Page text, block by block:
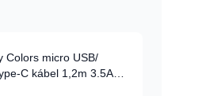
Colors micro USB/
C kábel 1,2m 3.5A